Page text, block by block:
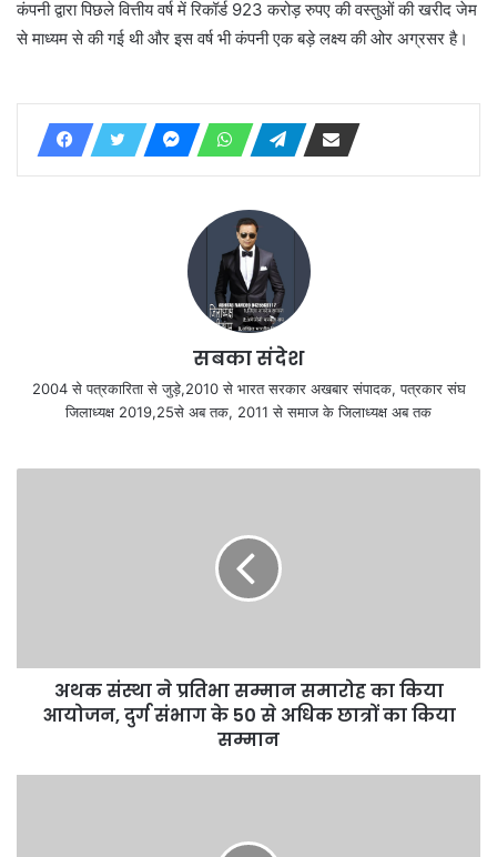
कंपनी द्वारा पिछले वित्तीय वर्ष में रिकॉर्ड 923 करोड़ रुपए की वस्तुओं की खरीद जेम
से माध्यम से की गई थी और इस वर्ष भी कंपनी एक बड़े लक्ष्य की ओर अग्रसर है।
सबका संदेश
2004 से पत्रकारिता से जुड़े,2010 से भारत सरकार अखबार संपादक, पत्रकार संघ
जिलाध्यक्ष 2019,25से अब तक, 2011 से समाज के जिलाध्यक्ष अब तक
अथक संस्था ने प्रतिभा सम्मान समारोह का किया
आयोजन, दुर्ग संभाग के 50 से अधिक छात्रों का किया
सम्मान